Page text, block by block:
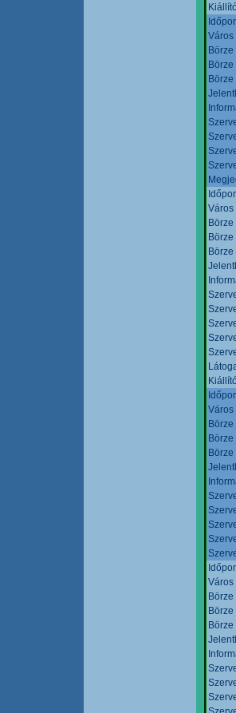
Város
Börze
Börze
Város
Börze
Börze
Város
Börze
Börze
Város
Börze
Börze